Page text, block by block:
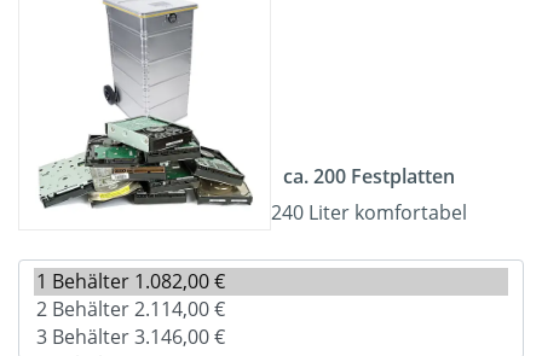
ca. 200 Festplatten
240 Liter komfortabel